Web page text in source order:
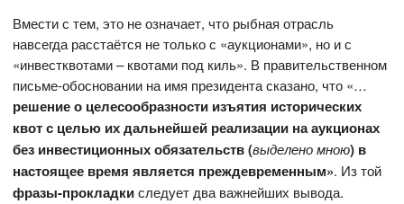
Вмести с тем, это не означает, что рыбная отрасль
навсегда расстаётся не только с «аукционами», но и с
«инвестквотами – квотами под киль». В правительственном
письме-обосновании на имя президента сказано, что «…
решение о целесообразности изъятия исторических
квот с целью их дальнейшей реализации на аукционах
без инвестиционных обязательств (выделено мною) в
настоящее время является преждевременным». Из той
фразы-прокладкиследует два важнейших вывода.